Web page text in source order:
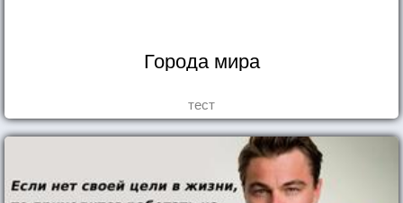
Города мира
тест